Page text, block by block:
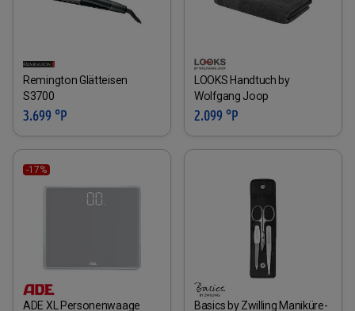
Remington Glätteisen
S3700
3.699 °P
LOOKS Handtuch by
Wolfgang Joop
2.099 °P
-17%
ADE XL Personenwaage
Basics by Zwilling Maniküre-